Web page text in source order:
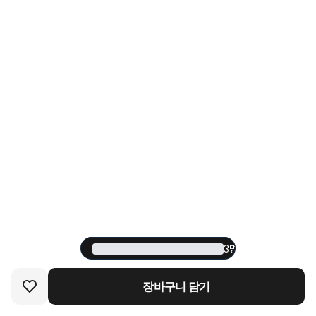
3명 중 1명이 재구매한
장바구니 담기
3명 중 1명이 재구매한
장바구니 담기